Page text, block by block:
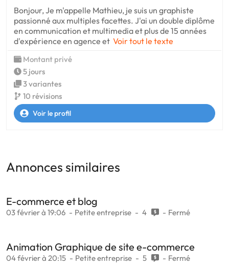
Bonjour, Je m'appelle Mathieu, je suis un graphiste
passionné aux multiples facettes. J'ai un double diplôme
en communication et multimedia et plus de 15 années
d'expérience en agence et Voir tout le texte
Montant privé
5 jours
3 variantes
10 révisions
Voir le profil
Annonces similaires
E-commerce et blog
03 février à 19:06 Petite entreprise 4 Fermé
Animation Graphique de site e-commerce
04 février à 20:15 Petite entreprise 5 Fermé